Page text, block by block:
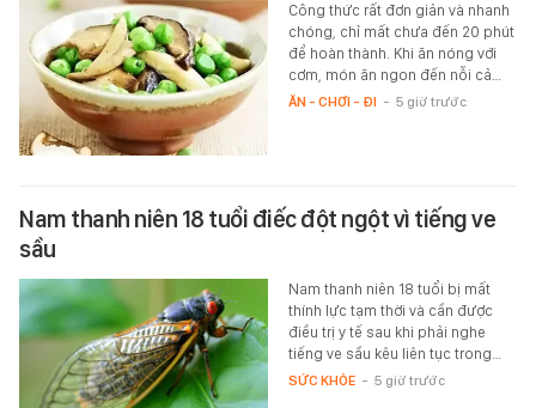
Công thức rất đơn giản và nhanh
chóng, chỉ mất chưa đến 20 phút
để hoàn thành. Khi ăn nóng với
cơm, món ăn ngon đến nỗi cả…
ĂN - CHƠI - ĐI - 5 giờ trước
Nam thanh niên 18 tuổi điếc đột ngột vì tiếng ve
sầu
Nam thanh niên 18 tuổi bị mất
thính lực tạm thời và cần được
điều trị y tế sau khi phải nghe
tiếng ve sầu kêu liên tục trong…
SỨC KHỎE - 5 giờ trước